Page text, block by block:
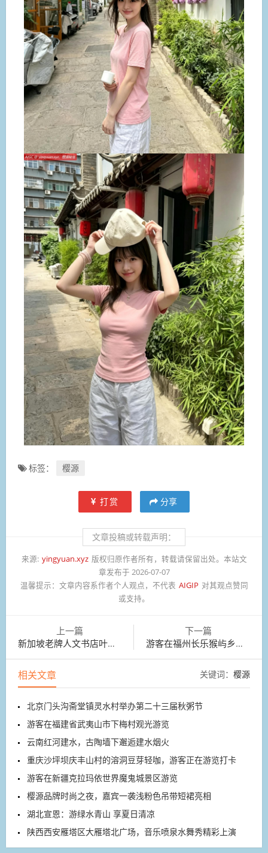
标签： 樱源
打赏 分享
文章投稿或转载声明：
来源: yingyuan.xyz 版权归原作者所有，转载请保留出处。本站文
章发布于 2026-07-07
温馨提示： 文章内容系作者个人观点，不代表 AIGIP 对其观点赞同
或支持。
上一篇
新加坡老牌人文书店叶壹堂，天津首店正式开门迎客
下一篇
游客在福州长乐猴屿乡猴屿洞天岩景区参观
相关文章 关键词： 樱源
北京门头沟斋堂镇灵水村举办第二十三届秋粥节
游客在福建省武夷山市下梅村观光游览
云南红河建水，古陶墙下邂逅建水烟火
重庆沙坪坝庆丰山村的溶洞豆芽轻咖，游客正在游览打卡
游客在新疆克拉玛依世界魔鬼城景区游览
樱源品牌时尚之夜，嘉宾一袭浅粉色吊带短裙亮相
湖北宣恩：游绿水青山 享夏日清凉
陕西西安雁塔区大雁塔北广场，音乐喷泉水舞秀精彩上演